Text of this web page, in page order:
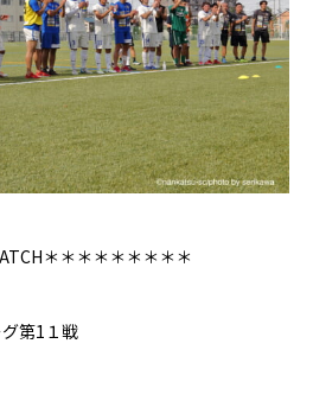
＊＊＊＊＊＊＊＊＊
第1１戦